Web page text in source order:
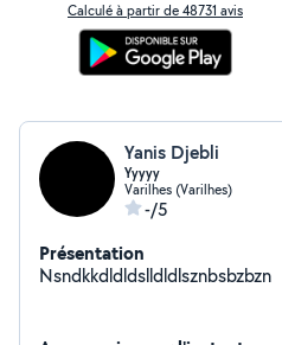
Calculé à partir de 48731 avis
Yanis Djebli
Yyyyy
Varilhes (Varilhes)
-/5
Présentation
Nsndkkdldldslldldlsznbsbzbzn